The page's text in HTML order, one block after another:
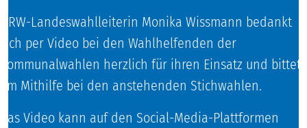
NRW-Landeswahlleiterin Monika Wissmann bedankt
sich per Video bei den Wahlhelfenden der
Kommunalwahlen herzlich für ihren Einsatz und bittet
um Mithilfe bei den anstehenden Stichwahlen.
Das Video kann auf den Social-Media-Plattformen